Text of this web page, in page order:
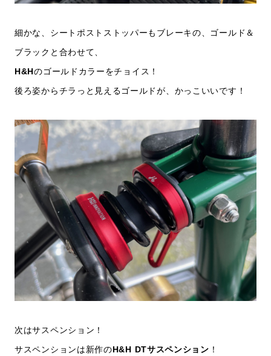
細かな、シートポストストッパーもブレーキの、ゴールド＆
ブラックと合わせて、
H&Hのゴールドカラーをチョイス！
後ろ姿からチラっと見えるゴールドが、かっこいいです！
次はサスペンション！
サスペンションは新作のH&H DTサスペンション ！